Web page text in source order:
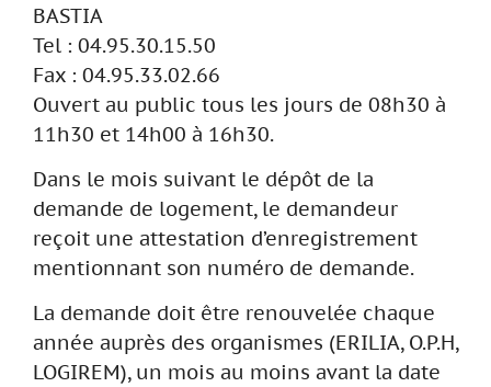
BASTIA
Tel : 04.95.30.15.50
Fax : 04.95.33.02.66
Ouvert au public tous les jours de 08h30 à
11h30 et 14h00 à 16h30.
Dans le mois suivant le dépôt de la
demande de logement, le demandeur
reçoit une attestation d’enregistrement
mentionnant son numéro de demande.
La demande doit être renouvelée chaque
année auprès des organismes (ERILIA, O.P.H,
LOGIREM), un mois au moins avant la date